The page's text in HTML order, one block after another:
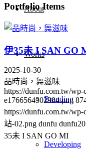
About
Works
Branding
Developing
Portfolio Items
伊35未 I SAN GO
2025-10-30
品時尚，舞滋味
https://dunfu.com.tw/wp-
e1766564302904.png
https://dunfu.com.tw/wp-
站-02.png dunfu dunfu
35未 I SAN GO MI